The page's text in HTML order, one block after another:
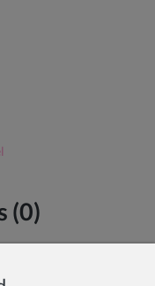
(0)